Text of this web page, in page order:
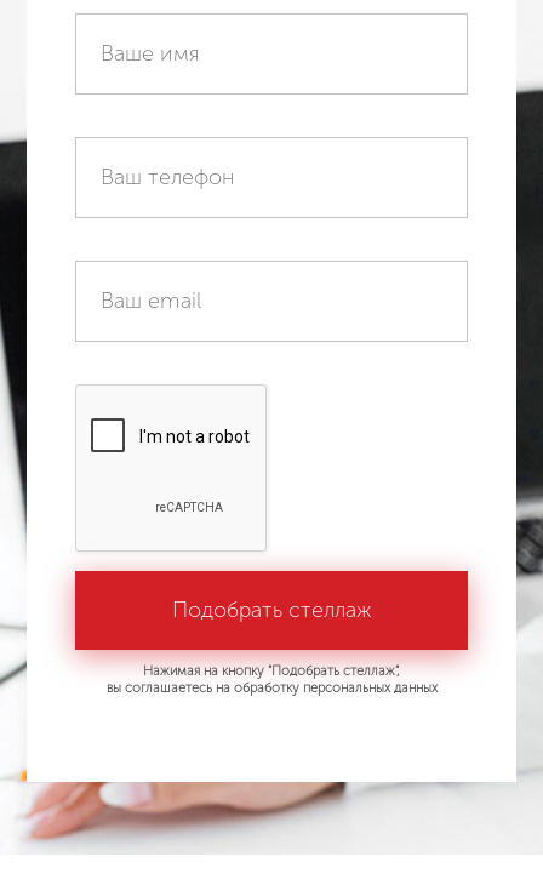
Нажимая на кнопку "Подобрать стеллаж",
вы соглашаетесь на обработку персональных данных